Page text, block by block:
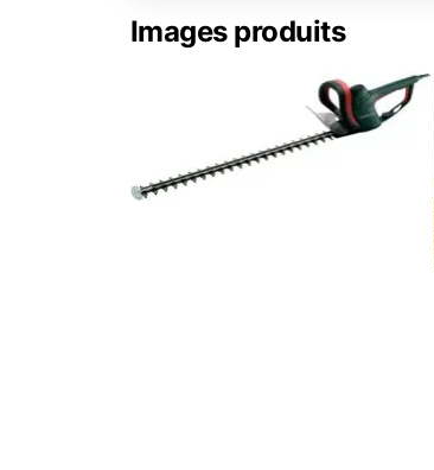
Images produits